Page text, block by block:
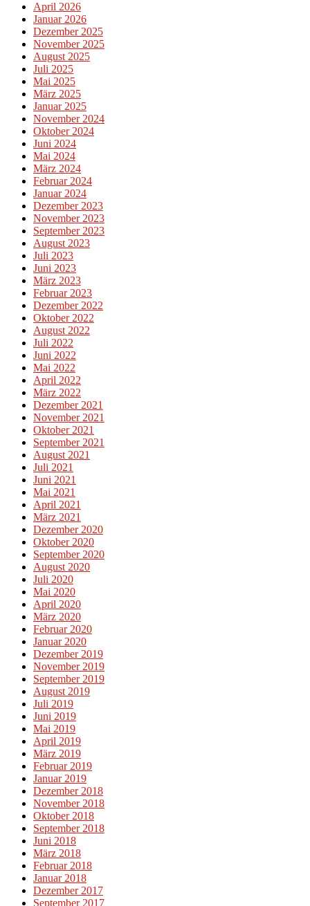
April 2026
Januar 2026
Dezember 2025
November 2025
August 2025
Juli 2025
Mai 2025
März 2025
Januar 2025
November 2024
Oktober 2024
Juni 2024
Mai 2024
März 2024
Februar 2024
Januar 2024
Dezember 2023
November 2023
September 2023
August 2023
Juli 2023
Juni 2023
März 2023
Februar 2023
Dezember 2022
Oktober 2022
August 2022
Juli 2022
Juni 2022
Mai 2022
April 2022
März 2022
Dezember 2021
November 2021
Oktober 2021
September 2021
August 2021
Juli 2021
Juni 2021
Mai 2021
April 2021
März 2021
Dezember 2020
Oktober 2020
September 2020
August 2020
Juli 2020
Mai 2020
April 2020
März 2020
Februar 2020
Januar 2020
Dezember 2019
November 2019
September 2019
August 2019
Juli 2019
Juni 2019
Mai 2019
April 2019
März 2019
Februar 2019
Januar 2019
Dezember 2018
November 2018
Oktober 2018
September 2018
Juni 2018
März 2018
Februar 2018
Januar 2018
Dezember 2017
September 2017